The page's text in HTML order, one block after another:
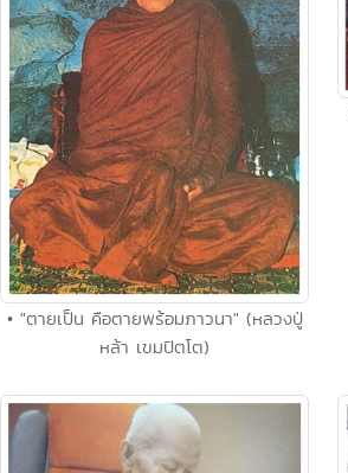
• "ตายเป็น คือตายพร้อมภาวนา" (หลวงปู่
หล้า เขมปัตโต)